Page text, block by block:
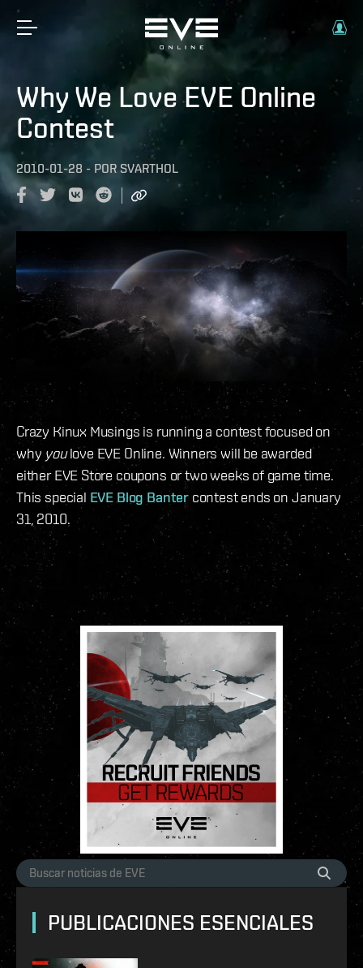
Why We Love EVE Online
Contest
2010-01-28 - POR SVARTHOL
Crazy Kinux Musings is running a contest focused on
why youlove EVE Online. Winners will be awarded
either EVE Store coupons or two weeks of game time.
This special EVE Blog Bantercontest ends on January
31, 2010.
PUBLICACIONES ESENCIALES